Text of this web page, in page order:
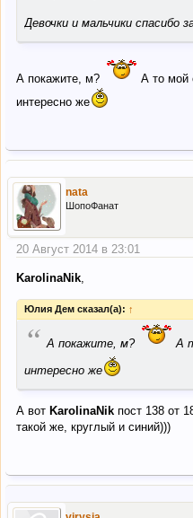
Девочки и мальчики спасибо
А покажите, м?
А то мой
интересно же
nata
ШопоФанат
20 Август 2014 в 23:01
KarolinaNik,
Юлия Дем сказал(а): ↑
“ А покажите, м?
А
интересно же
А вот KarolinaNik пост 138 от
такой же, круглый и синий)))